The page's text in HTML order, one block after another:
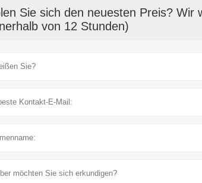
Sie sich den neuesten Preis? Wir
von 12 Stunden)